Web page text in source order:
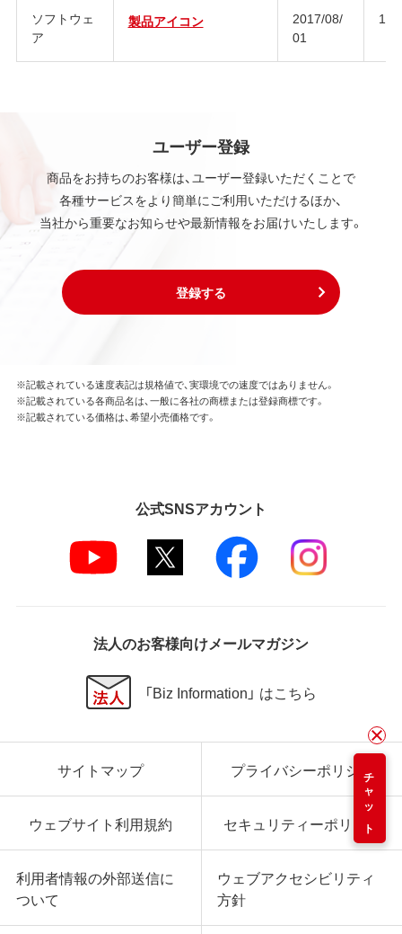
ソフトウェ
ア
製品アイコン
2017/08/
01
ユーザー登録
商品をお持ちのお客様は、ユーザー登録いただくことで
各種サービスをより簡単にご利用いただけるほか、
当社から重要なお知らせや最新情報をお届けいたします。
登録する
チャット
※記載されている速度表記は規格値で、実環境での速度ではありません。
※記載されている各商品名は、一般に各社の商標または登録商標です。
※記載されている価格は、希望小売価格です。
公式SNSアカウント
法人のお客様向けメールマガジン
「Biz Information」 はこちら
サイトマップ プライバシーポリシー
ウェブサイト利用規約 セキュリティーポリシー
利用者情報の外部送信に
ついて
ウェブアクセシビリティ
方針